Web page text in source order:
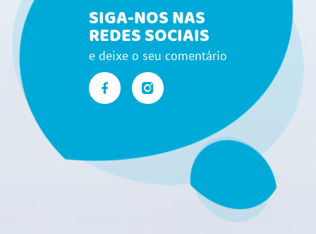
SIGA-NOS NAS
REDES SOCIAIS
e deixe o seu comentário